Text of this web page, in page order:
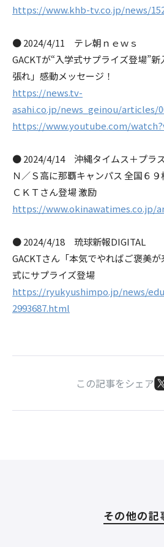
https://www.khb-tv.co.jp/news/
● 2024/4/11 テレ朝ｎｅｗｓ
GACKTが“入学式サプライズ登場”
張れ」感動メッセージ！
https://news.tv-
asahi.co.jp/news_geinou/articles/
https://www.youtube.com/
● 2024/4/14 沖縄タイムス＋プラス
Ｎ／Ｓ高に那覇キャンパス 全国６
ＣＫＴさん登場 激励
https://www.okinawatimes.co.jp/
● 2024/4/18 琉球新報DIGITAL
GACKTさん「本気でやればご褒美
式にサプライズ登場
https://ryukyushimpo.jp/news/
2993687.html
この記事をシェア
その他の記